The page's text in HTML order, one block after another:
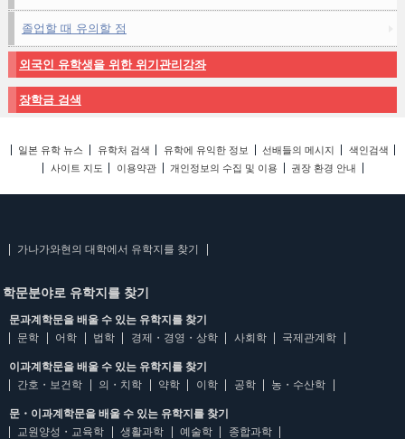
졸업할 때 유의할 점
외국인 유학생을 위한 위기관리강좌
장학금 검색
일본 유학 뉴스 유학처 검색 유학에 유익한 정보 선배들의 메시지
색인검색
사이트 지도
이용약관 개인정보의 수집 및 이용 권장 환경 안내
가나가와현의 대학에서 유학지를 찾기
학문분야로 유학지를 찾기
문과계학문을 배울 수 있는 유학지를 찾기
문학
어학 법학 경제・경영・상학 사회학 국제관계학
이과계학문을 배울 수 있는 유학지를 찾기
간호・보건학
의・치학 약학 이학 공학 농・수산학
문・이과계학문을 배울 수 있는 유학지를 찾기
교원양성・교육학
생활과학 예술학 종합과학